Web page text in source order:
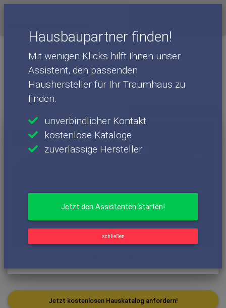
Hausbaupartner finden!
Mit wenigen Klicks hilft Ihnen unser
Assistent, den passenden
Haushersteller für Ihr Traumhaus zu
finden.
unverbindlicher Kontakt
kostenlose Kataloge
zuverlässige Hersteller
Jetzt den Assistenten starten!
schließen
Haushersteller
Next 115 Poing
Einfamilienhaus: Fertighaus-
Bungalow im modernen Stil - Next 115
Poing
Jetzt kostenlosen Hauskatalog anfordern!